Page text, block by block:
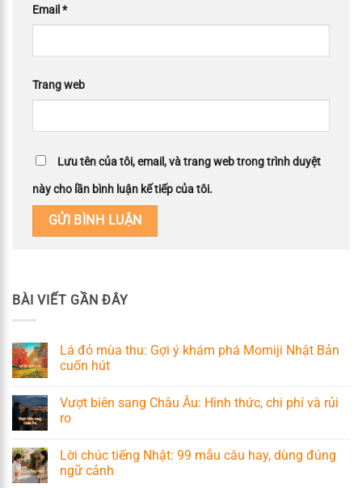
Email *
Trang web
Lưu tên của tôi, email, và trang web trong trình duyệt
này cho lần bình luận kế tiếp của tôi.
BÀI VIẾT GẦN ĐÂY
Lá đỏ mùa thu: Gợi ý khám phá Momiji Nhật Bản
cuốn hút
Vượt biên sang Châu Âu: Hình thức, chi phí và rủi
ro
Lời chúc tiếng Nhật: 99 mẫu câu hay, dùng đúng
ngữ cảnh